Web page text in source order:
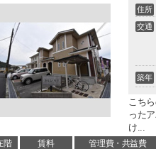
住所
交通
築年
こち
った
け...
階 賃料 管理費・共益費